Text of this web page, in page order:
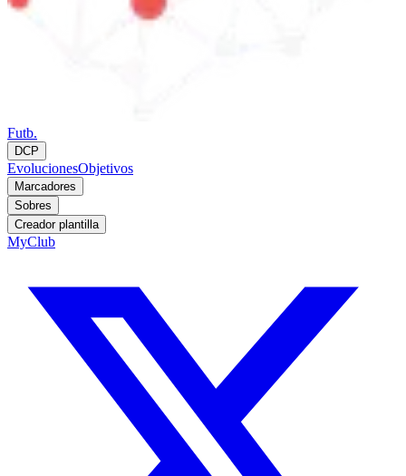
Futb.
DCP
EvolucionesObjetivos
Marcadores
Sobres
Creador plantilla
MyClub